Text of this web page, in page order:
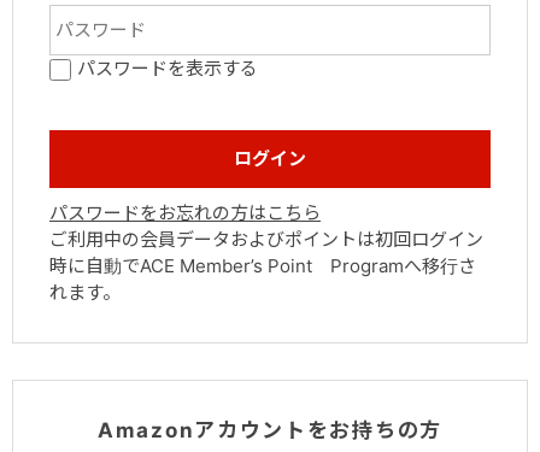
パスワードを表示する
パスワードをお忘れの方はこちら
ご利用中の会員データおよびポイントは初回ログイン
時に自動でACE Member’s Point Programへ移行さ
れます。
Amazonアカウントをお持ちの方